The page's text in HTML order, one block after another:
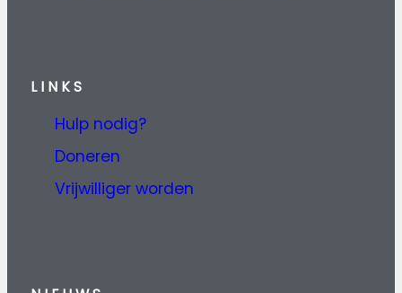
LINKS
Hulp nodig?
Doneren
Vrijwilliger worden